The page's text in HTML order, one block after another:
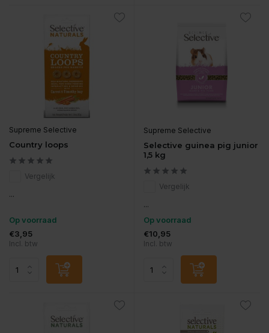
Supreme Selective
Country loops
Vergelijk
...
Op voorraad
€3,95
Incl. btw
Supreme Selective
Selective guinea pig junior
1,5 kg
Vergelijk
...
Op voorraad
€10,95
Incl. btw